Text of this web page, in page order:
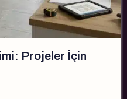
Projeler İçin